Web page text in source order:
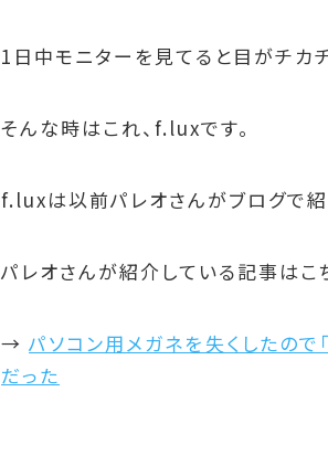
1日中モニターを見てると目がチカ
そんな時はこれ、f.luxです。
f.luxは以前パレオさんがブログで紹
パレオさんが紹介している記事はこ
→パソコン用メガネを失くしたの
だった